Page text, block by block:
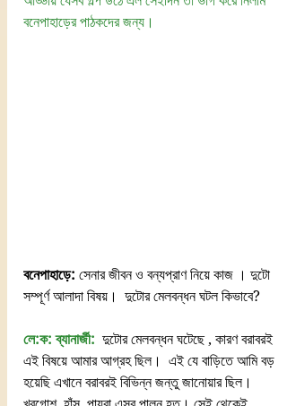
বনেপাহাড়ের পাঠকদের জন্য।
বনেপাহাড়ে: সেনার জীবন ও বন্যপ্রাণ নিয়ে কাজ । দুটো
সম্পূর্ণ আলাদা বিষয়।  দুটোর মেলবন্ধন ঘটল কিভাবে?
লে:ক: ব্যানার্জী: দুটোর মেলবন্ধন ঘটেছে , কারণ বরাবরই
এই বিষয়ে আমার আগ্রহ ছিল।  এই যে বাড়িতে আমি বড়
হয়েছি এখানে বরাবরই বিভিন্ন জন্তু জানোয়ার ছিল।